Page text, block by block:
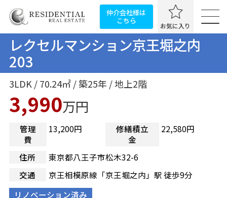
仲介会社様は
こちら
お気に入り
レクセルマンション京王堀之内
203
3LDK / 70.24㎡ / 築25年 / 地上2階
3,990万円
管理
費
13,200円
修繕積立
金
22,580円
住所
東京都八王子市松木32-6
交通
京王相模原線「京王堀之内」駅 徒歩9分
リノベーション済み